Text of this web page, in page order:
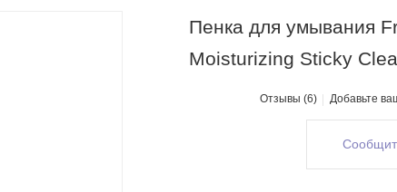
Пенка для умывания
Moisturizing Sticky
Отзывы (6) Добавьте